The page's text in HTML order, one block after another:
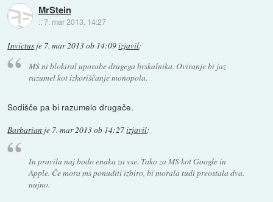
MrStein
::7. mar 2013, 14:27
Invictus je 7. mar 2013 ob 14:09izjavil:
M$ ni blokiral uporabe drugega brskalnika. Oviranje bi jaz
razumel kot izkoriščanje monopola.
Sodišče pa bi razumelo drugače.
Barbarian je 7. mar 2013 ob 14:27izjavil:
In pravila naj bodo enaka za vse. Tako za MS kot Google in
Apple. Če mora ms ponuditi izbiro, bi morala tudi preostala dva.
nujno.